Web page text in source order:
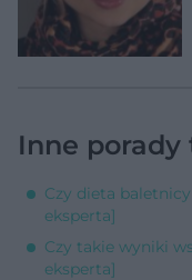
Inne porady
Czy dieta
eksperta]
Czy takie wyniki
eksperta]